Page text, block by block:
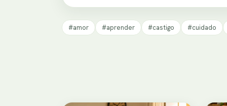
#amor #aprender #castigo #cuidado